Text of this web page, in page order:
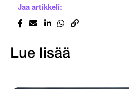
Jaa artikkeli:
Lue lisää